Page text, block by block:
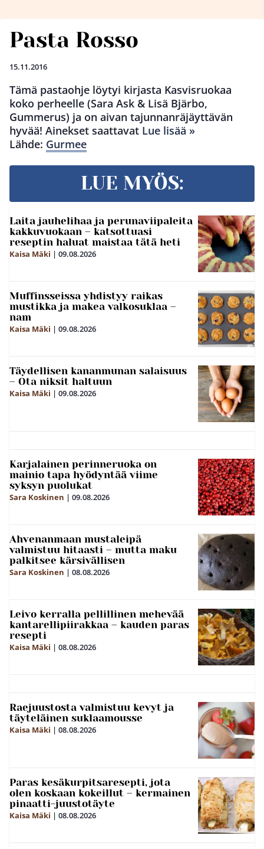
Pasta Rosso
15.11.2016
Tämä pastaohje löytyi kirjasta Kasvisruokaa
koko perheelle (Sara Ask & Lisä Bjärbo,
Gummerus) ja on aivan tajunnanräjäyttävän
hyvää! Ainekset saattavat Lue lisää »
Lähde: Gurmee
LUE MYÖS:
Laita jauhelihaa ja perunaviipaleita
kakkuvuokaan – katsottuasi
reseptin haluat maistaa tätä heti
Kaisa Mäki | 09.08.2026
Muffinsseissa yhdistyy raikas
mustikka ja makea valkosuklaa –
nam
Kaisa Mäki | 09.08.2026
Täydellisen kananmunan salaisuus
– Ota niksit haltuun
Kaisa Mäki | 09.08.2026
Karjalainen perinneruoka on
mainio tapa hyödyntää viime
syksyn puolukat
Sara Koskinen | 09.08.2026
Ahvenanmaan mustaleipä
valmistuu hitaasti – mutta maku
palkitsee kärsivällisen
Sara Koskinen | 08.08.2026
Leivo kerralla pellillinen mehevää
kantarellipiirakkaa – kauden paras
resepti
Kaisa Mäki | 08.08.2026
Raejuustosta valmistuu kevyt ja
täyteläinen suklaamousse
Kaisa Mäki | 08.08.2026
Paras kesäkurpitsaresepti, jota
olen koskaan kokeillut – kermainen
pinaatti-juustotäyte
Kaisa Mäki | 08.08.2026